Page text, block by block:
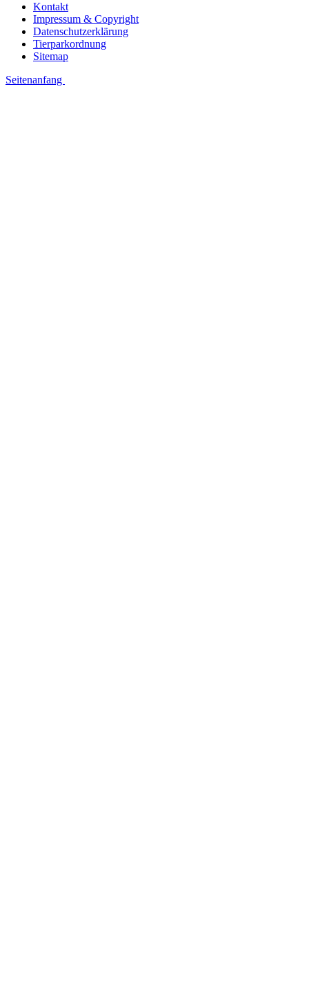
Kontakt
Impressum & Copyright
Datenschutzerklärung
Tierparkordnung
Sitemap
Seitenanfang